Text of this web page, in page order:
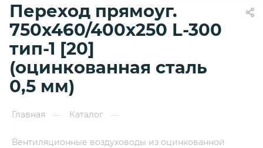
Переход прямоуг.
750х460/400х250 L-300
тип-1 [20]
(оцинкованная сталь
0,5 мм)
Главная — Каталог —
Вентиляционные воздуховоды из оцинкованной